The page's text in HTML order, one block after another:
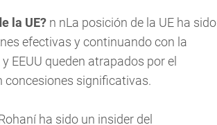
la UE? n nLa posición de la UE ha sido
efectivas y continuando con la
EEUU queden atrapados por el
concesiones significativas.
ha sido un insider del